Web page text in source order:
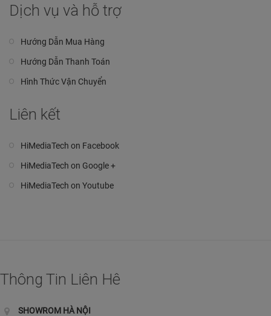
Dịch vụ và hỗ trợ
Hướng Dẫn Mua Hàng
Hướng Dẫn Thanh Toán
Hình Thức Vận Chuyển
Liên kết
HiMediaTech on Facebook
HiMediaTech on Google +
HiMediaTech on Youtube
Thông Tin Liên Hê
SHOWROM HÀ NỘI